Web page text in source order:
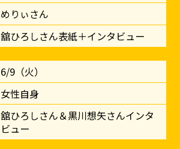
めりぃさん
舘ひろしさん表紙＋インタビュー
6/9（火）
女性自身
舘ひろしさん＆黒川想矢さんインタ
ビュー